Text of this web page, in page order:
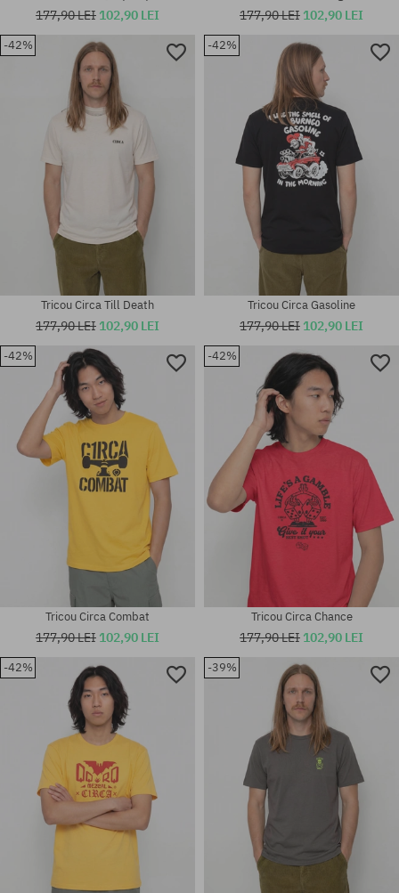
Mărimi existente:
Mărimi existente:
Mărimi existente:
177,90 LEI 102,90 LEI
Mărimi existente:
177,90 LEI 102,90 LEI
-42%
Mărimi existente:
Tricou Circa Till Death
177,90 LEI 102,90 LEI
-42%
Mărimi existente:
Tricou Circa Gasoline
177,90 LEI 102,90 LEI
-42%
Tricou Circa Combat
177,90 LEI 102,90 LEI
-42%
Tricou Circa Chance
177,90 LEI 102,90 LEI
-42% -39%